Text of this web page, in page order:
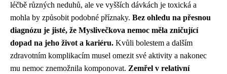
léčbě různých neduhů, ale ve vyšších dávkách je toxická a
mohla by způsobit podobné příznaky. Bez ohledu na přesnou
diagnózu je jisté, že Myslivečkova nemoc měla zničující
dopad na jeho život a kariéru. Kvůli bolestem a dalším
zdravotním komplikacím musel omezit své aktivity a nakonec
mu nemoc znemožnila komponovat. Zemřel v relativní